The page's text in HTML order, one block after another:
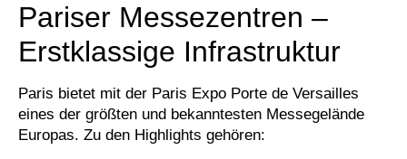
Pariser Messezentren –
Erstklassige Infrastruktur
Paris bietet mit der Paris Expo Porte de Versailles
eines der größten und bekanntesten Messegelände
Europas. Zu den Highlights gehören: